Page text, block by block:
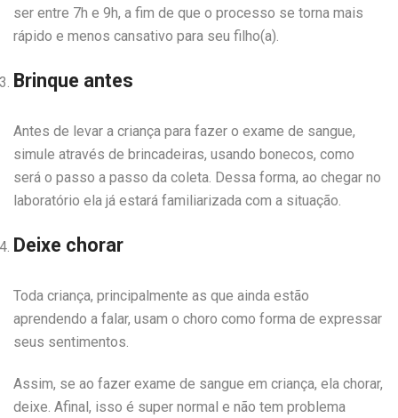
ser entre 7h e 9h, a fim de que o processo se torna mais
rápido e menos cansativo para seu filho(a).
Brinque antes
Antes de levar a criança para fazer o exame de sangue,
simule através de brincadeiras, usando bonecos, como
será o passo a passo da coleta. Dessa forma, ao chegar no
laboratório ela já estará familiarizada com a situação.
Deixe chorar
Toda criança, principalmente as que ainda estão
aprendendo a falar, usam o choro como forma de expressar
seus sentimentos.
Assim, se ao fazer exame de sangue em criança, ela chorar,
deixe. Afinal, isso é super normal e não tem problema